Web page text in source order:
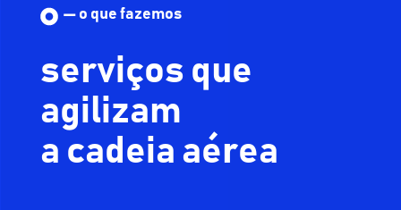
— o que fazemos
serviços que
agilizam
a cadeia aérea